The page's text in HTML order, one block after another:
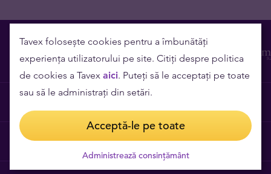
Cariere
Tavex folosește cookies pentru a îmbunătăți
experiența utilizatorului pe site. Citiți despre politica
de cookies a Tavex aici. Puteți să le acceptați pe toate
sau să le administrați din setări.
Acceptă-le pe toate
Administrează consințământ